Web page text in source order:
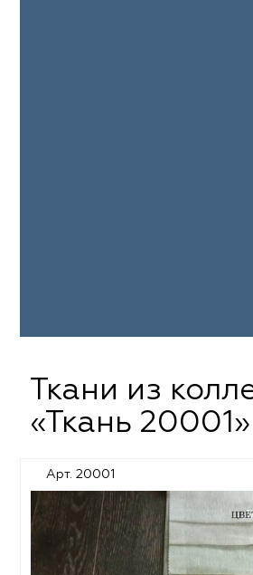
Ткани из
«Ткань 20001»
Арт. 20001